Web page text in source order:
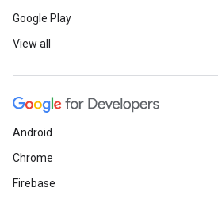
Google Play
View all
Android
Chrome
Firebase